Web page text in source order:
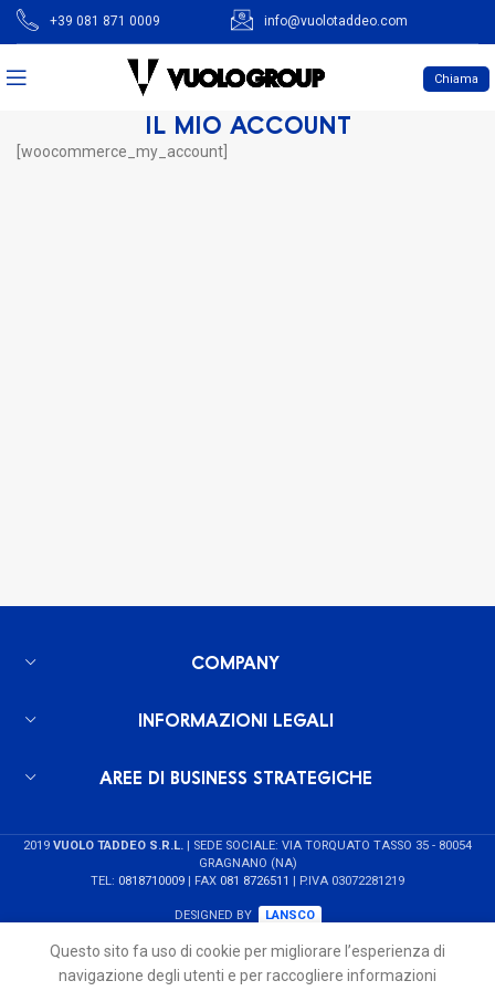
+39 081 871 0009 info@vuolotaddeo.com
Chiama
IL MIO ACCOUNT
[woocommerce_my_account]
COMPANY
INFORMAZIONI LEGALI
AREE DI BUSINESS STRATEGICHE
2019 VUOLO TADDEO S.R.L. | SEDE SOCIALE: VIA TORQUATO TASSO 35 - 80054
GRAGNANO (NA)
TEL: 0818710009 | FAX 081 8726511 | P.IVA 03072281219
DESIGNED BY LANSCO
Questo sito fa uso di cookie per migliorare l’esperienza di
navigazione degli utenti e per raccogliere informazioni